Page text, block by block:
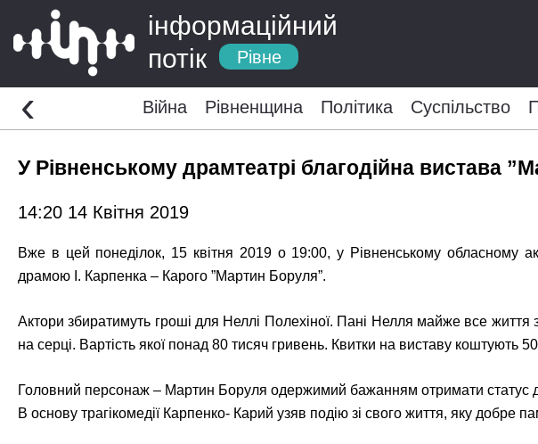
інформаційний
потік
Рівне
Війна Рівненщина Політика Суспільство
‹
У Рівненському драмтеатрі благодійна вистава
14:20 14 Квітня 2019
Вже в цей понеділок, 15 квітня 2019 о 19:00, у Рівненському обласному
драмою І. Карпенка – Карого ”Мартин Боруля”.
Актори збиратимуть гроші для Неллі Полехіної. Пані Нелля майже все
на серці. Вартість якої понад 80 тисяч гривень. Квитки на виставу коштують
Головний персонаж – Мартин Боруля одержимий бажанням отримати статус
В основу трагікомедії Карпенко- Карий узяв подію зі свого життя, яку добре